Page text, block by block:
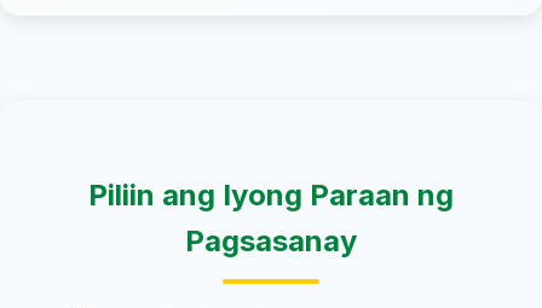
Piliin ang Iyong Paraan ng
Pagsasanay